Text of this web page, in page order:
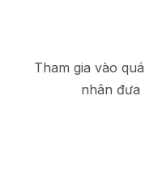
Tham gia vào
nhân đưa